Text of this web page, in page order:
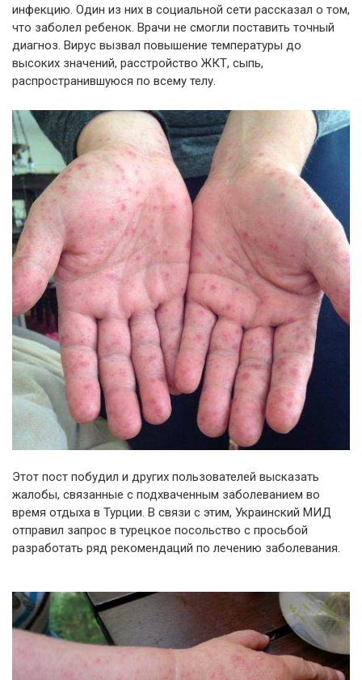
инфекцию. Один из них в социальной сети рассказал о том,
что заболел ребенок. Врачи не смогли поставить точный
диагноз. Вирус вызвал повышение температуры до
высоких значений, расстройство ЖКТ, сыпь,
распространившуюся по всему телу.
Этот пост побудил и других пользователей высказать
жалобы, связанные с подхваченным заболеванием во
время отдыха в Турции. В связи с этим, Украинский МИД
отправил запрос в турецкое посольство с просьбой
разработать ряд рекомендаций по лечению заболевания.